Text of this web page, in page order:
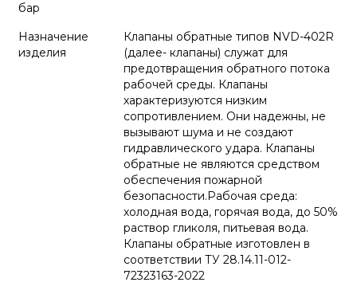
бар
Назначение
изделия
Клапаны обратные типов NVD-402R
(далее- клапаны) служат для
предотвращения обратного потока
рабочей среды. Клапаны
характеризуются низким
сопротивлением. Они надежны, не
вызывают шума и не создают
гидравлического удара. Клапаны
обратные не являются средством
обеспечения пожарной
безопасности.Рабочая среда:
холодная вода, горячая вода, до 50%
раствор гликоля, питьевая вода.
Клапаны обратные изготовлен в
соответствии ТУ 28.14.11-012-
72323163-2022